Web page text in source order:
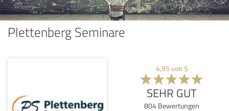
Plettenberg Seminare
4,95 von 5
SEHR GUT
804 Bewertungen